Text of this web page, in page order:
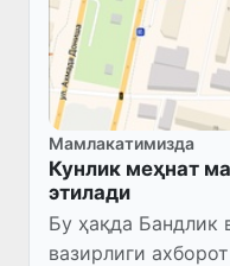
Мамлакатимизда
Кунлик меҳнат
этилади
Бу ҳақда Бандлик
вазирлиги